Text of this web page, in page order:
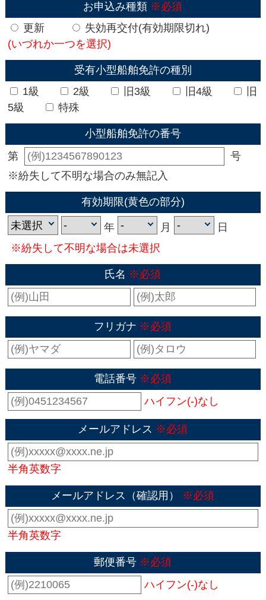
お申込み種類 ※必須
更新
失効再交付(有効期限切れ)
(いづれか一つを選択)
受有小型船舶免許の種別
1級
2級 旧3級 旧4級
旧
5級
特殊
小型船舶免許の番号
第
号
※紛失して不明な場合のみ無記入
有効期限(黄色の部分)
年 月
日
※紛失して不明な場合は未選択
氏名 ※必須
フリガナ ※必須
電話番号 ※必須
ハイフン(-)なし
メールアドレス ※必須
半角英数字
メールアドレス（確認用） ※必須
半角英数字
郵便番号 ※必須
ハイフン(-)なし